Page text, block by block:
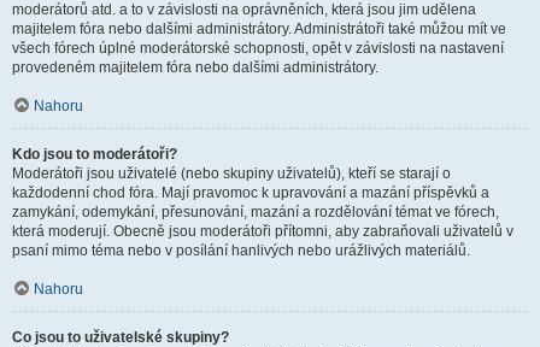
moderátorů atd. a to v závislosti na oprávněních, která jsou jim udělena
majitelem fóra nebo dalšími administrátory. Administrátoři také můžou mít ve
všech fórech úplné moderátorské schopnosti, opět v závislosti na nastavení
provedeném majitelem fóra nebo dalšími administrátory.
Nahoru
Kdo jsou to moderátoři?
Moderátoři jsou uživatelé (nebo skupiny uživatelů), kteří se starají o
každodenní chod fóra. Mají pravomoc k upravování a mazání příspěvků a
zamykání, odemykání, přesunování, mazání a rozdělování témat ve fórech,
která moderují. Obecně jsou moderátoři přítomni, aby zabraňovali uživatelů v
psaní mimo téma nebo v posílání hanlivých nebo urážlivých materiálů.
Nahoru
Co jsou to uživatelské skupiny?